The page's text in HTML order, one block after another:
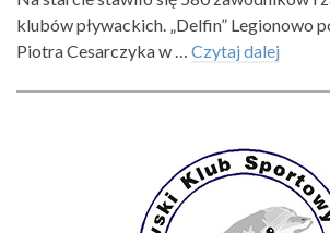
klubów pływackich. „Delfin” Legionowo
Piotra Cesarczyka w … Czytaj dalej